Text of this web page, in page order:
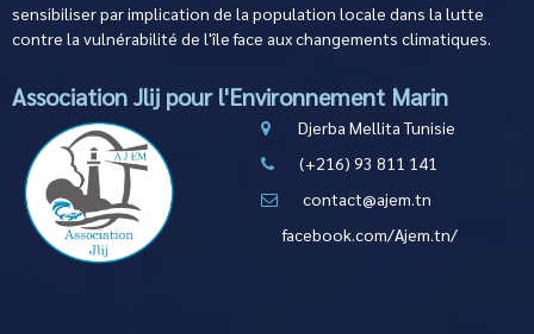
sensibiliser par implication de la population locale dans la lutte
contre la vulnérabilité de l'île face aux changements climatiques.
Association Jlij pour l'Environnement Marin
Djerba Mellita Tunisie
(+216) 93 811 141
contact@ajem.tn
facebook.com/Ajem.tn/